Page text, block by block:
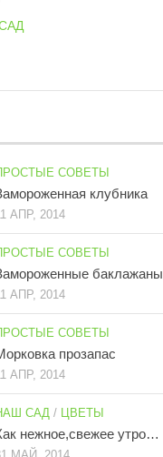
СОВЕТЫ
клубника
АПР, 2014
СОВЕТЫ
баклажаны
АПР, 2014
СОВЕТЫ
прозапас
АПР, 2014
САД / ЦВЕТЫ
нежное,свежее утро…